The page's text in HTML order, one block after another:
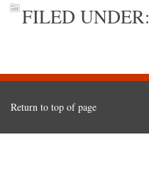
FILED UNDER:
Return to top of page